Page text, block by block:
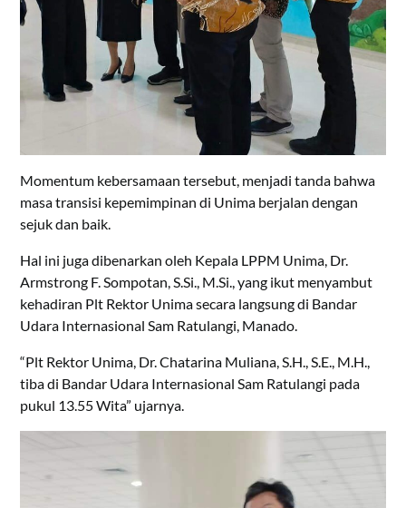
Momentum kebersamaan tersebut, menjadi tanda bahwa
masa transisi kepemimpinan di Unima berjalan dengan
sejuk dan baik.
Hal ini juga dibenarkan oleh Kepala LPPM Unima, Dr.
Armstrong F. Sompotan, S.Si., M.Si., yang ikut menyambut
kehadiran Plt Rektor Unima secara langsung di Bandar
Udara Internasional Sam Ratulangi, Manado.
“Plt Rektor Unima, Dr. Chatarina Muliana, S.H., S.E., M.H.,
tiba di Bandar Udara Internasional Sam Ratulangi pada
pukul 13.55 Wita” ujarnya.